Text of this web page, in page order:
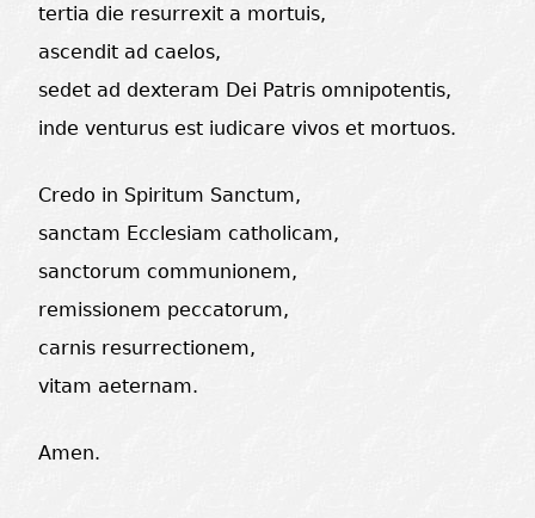
tertia die resurrexit a mortuis,
ascendit ad caelos,
sedet ad dexteram Dei Patris omnipotentis,
inde venturus est iudicare vivos et mortuos.
Credo in Spiritum Sanctum,
sanctam Ecclesiam catholicam,
sanctorum communionem,
remissionem peccatorum,
carnis resurrectionem,
vitam aeternam.
Amen.